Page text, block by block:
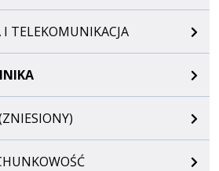
TELEKOMUNIKACJA